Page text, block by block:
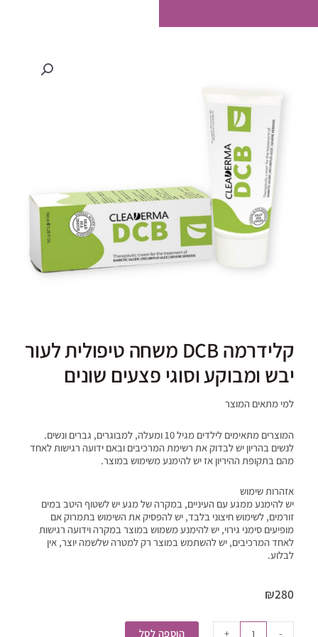
קלידרמה DCB משחה טיפולית לעור
יבש ומבוקע וסוגי פצעים שונים
למי מתאים המוצר
המוצרים מתאימים לילדים מגיל 10 ומעלה, למבוגרים, גברים ונשים.
לנשים בהריון יש לבדוק את רשימת המרכיבים ובאם ידועה רגישות לאחד
מהם בתקופת ההיריון אז יש להימנע משימוש במוצר.
אזהרות שימוש
יש להימנע ממגע עם העיניים, במקרה של מגע יש לשטוף היטב במים
זורמים, לשימוש חיצוני בלבד, יש להפסיק את השימוש בתמרוק אם
מופיעים סימני גירוי, יש להימנע משמוש במוצר במקרה וידועה רגישות
לאחד המרכיבים, יש להשתמש במוצר רק למטרה שלשמה יוצר, אין
לבלוע.
₪280
-
+ הוספה לסל